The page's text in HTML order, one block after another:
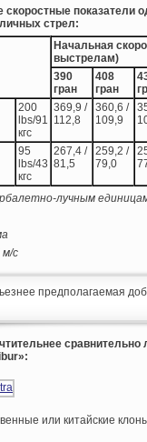
показатели
стрел:
Начальная
выстрелам)
390
гран
408
гран
200
lbs/91
кгс
369,9 /
112,8
360,6 /
109,9
95
lbs/43
кгс
267,4 /
81,5
259,2 /
79,0
лучным
м/с
предполагаемая
или китайские